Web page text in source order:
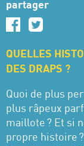
partager
QUELLES
DES DRAPS ?
Quoi de plus
plus râpeux
maillote ? Et si
propre histoire